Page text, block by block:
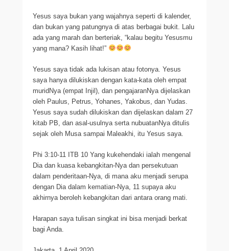
Yesus saya bukan yang wajahnya seperti di kalender,
dan bukan yang patungnya di atas berbagai bukit. Lalu
ada yang marah dan berteriak, “kalau begitu Yesusmu
yang mana? Kasih lihat!”
Yesus saya tidak ada lukisan atau fotonya. Yesus
saya hanya dilukiskan dengan kata-kata oleh empat
muridNya (empat Injil), dan pengajaranNya dijelaskan
oleh Paulus, Petrus, Yohanes, Yakobus, dan Yudas.
Yesus saya sudah dilukiskan dan dijelaskan dalam 27
kitab PB, dan asal-usulnya serta nubuatanNya ditulis
sejak oleh Musa sampai Maleakhi, itu Yesus saya.
Phi 3:10-11 ITB 10 Yang kukehendaki ialah mengenal
Dia dan kuasa kebangkitan-Nya dan persekutuan
dalam penderitaan-Nya, di mana aku menjadi serupa
dengan Dia dalam kematian-Nya, 11 supaya aku
akhirnya beroleh kebangkitan dari antara orang mati.
Harapan saya tulisan singkat ini bisa menjadi berkat
bagi Anda.